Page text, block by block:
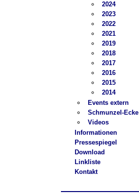
2024
2023
2022
2021
2019
2018
2017
2016
2015
2014
Events extern
Schmunzel-Ecke
Videos
Informationen
Pressespiegel
Download
Linkliste
Kontakt